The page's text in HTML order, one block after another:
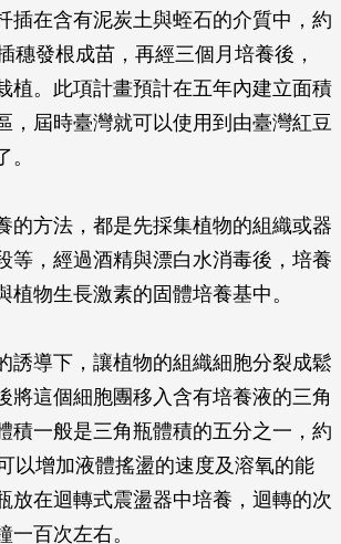
插在含有泥炭土與蛭石的介質中，約
穗發根成苗，再經三個月培養後，
植。此項計畫預計在五年內建立面積
，屆時臺灣就可以使用到由臺灣紅豆
的方法，都是先採集植物的組織或器
等，經過酒精與漂白水消毒後，培養
植物生長激素的固體培養基中。
誘導下，讓植物的組織細胞分裂成鬆
將這個細胞團移入含有培養液的三角
積一般是三角瓶體積的五分之一，約
以增加液體搖盪的速度及溶氧的能
放在迴轉式震盪器中培養，迴轉的次
一百次左右。